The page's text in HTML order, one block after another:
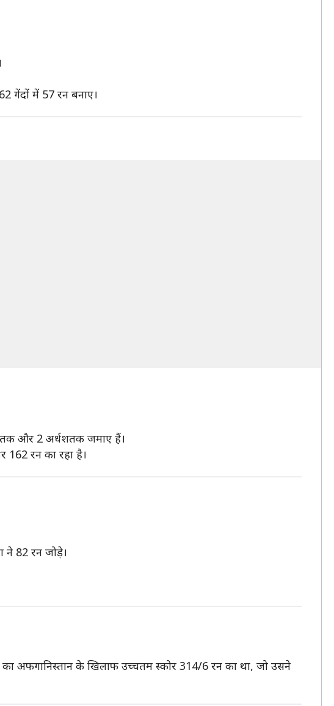
गेंदों में 57 रन बनाए।
और 2 अर्धशतक जमाए हैं।
162 रन का रहा है।
ने 82 रन जोड़े।
का अफगानिस्तान के खिलाफ उच्चतम स्कोर 314/6 रन का था, जो उसने